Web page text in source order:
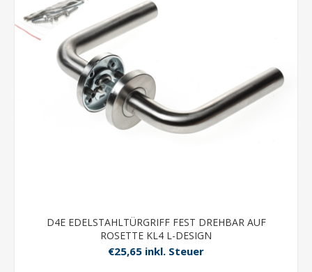
D4E EDELSTAHLTÜRGRIFF FEST DREHBAR AUF
ROSETTE KL4 L-DESIGN
€25,65 inkl. Steuer